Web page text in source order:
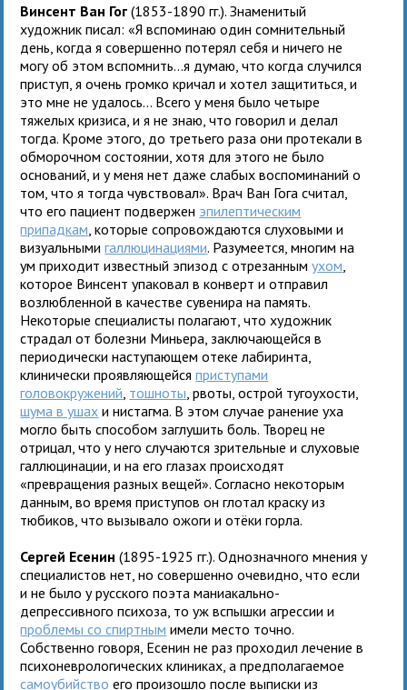
Винсент Ван Гог(1853-1890 гг.). Знаменитый
художник писал: «Я вспоминаю один сомнительный
день, когда я совершенно потерял себя и ничего не
могу об этом вспомнить…я думаю, что когда случился
приступ, я очень громко кричал и хотел защититься, и
это мне не удалось… Всего у меня было четыре
тяжелых кризиса, и я не знаю, что говорил и делал
тогда. Кроме этого, до третьего раза они протекали в
обморочном состоянии, хотя для этого не было
оснований, и у меня нет даже слабых воспоминаний о
том, что я тогда чувствовал». Врач Ван Гога считал,
что его пациент подвержен эпилептическим
припадкам , которые сопровождаются слуховыми и
визуальнымигаллюцинациями. Разумеется, многим на
ум приходит известный эпизод с отрезаннымухом
которое Винсент упаковал в конверт и отправил
возлюбленной в качестве сувенира на память.
Некоторые специалисты полагают, что художник
страдал от болезни Миньера, заключающейся в
периодически наступающем отеке лабиринта,
клинически проявляющейсяприступами
головокружений тошноты , рвоты, острой тугоухости,
шума в ушах и нистагма. В этом случае ранение уха
могло быть способом заглушить боль. Творец не
отрицал, что у него случаются зрительные и слуховые
галлюцинации, и на его глазах происходят
«превращения разных вещей». Согласно некоторым
данным, во время приступов он глотал краску из
тюбиков, что вызывало ожоги и отёки горла.
Сергей Есенин (1895-1925 гг.). Однозначного мнения у
специалистов нет, но совершенно очевидно, что если
и не было у русского поэта маниакально-
депрессивного психоза, то уж вспышки агрессии и
проблемы со спиртным имели место точно.
Собственно говоря, Есенин не раз проходил лечение в
психоневрологических клиниках, а предполагаемое
самоубийство его произошло после выписки из